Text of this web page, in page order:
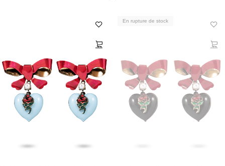
En rupture de stock